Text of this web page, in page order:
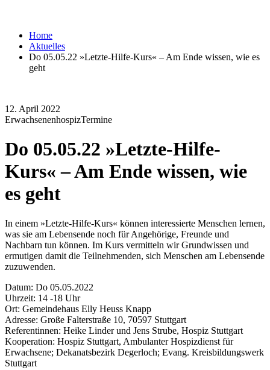
Home
Aktuelles
Do 05.05.22 »Letzte-Hilfe-Kurs« – Am Ende wissen, wie es
geht
12. April 2022
ErwachsenenhospizTermine
Do 05.05.22 »Letzte-Hilfe-
Kurs« – Am Ende wissen, wie
es geht
In einem »Letzte-Hilfe-Kurs« können interessierte Menschen lernen,
was sie am Lebensende noch für Angehörige, Freunde und
Nachbarn tun können. Im Kurs vermitteln wir Grundwissen und
ermutigen damit die Teilnehmenden, sich Menschen am Lebensende
zuzuwenden.
Datum: Do 05.05.2022
Uhrzeit: 14 -18 Uhr
Ort: Gemeindehaus Elly Heuss Knapp
Adresse: Große Falterstraße 10, 70597 Stuttgart
Referentinnen: Heike Linder und Jens Strube, Hospiz Stuttgart
Kooperation: Hospiz Stuttgart, Ambulanter Hospizdienst für
Erwachsene; Dekanatsbezirk Degerloch; Evang. Kreisbildungswerk
Stuttgart